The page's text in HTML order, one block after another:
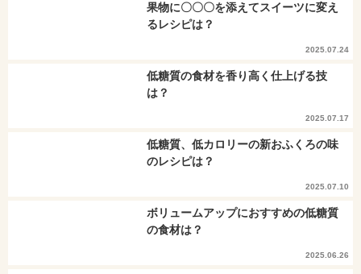
果物に〇〇〇を添えてスイーツに変え
るレシピは？
2025.07.24
低糖質の食材を香り高く仕上げる技
は？
2025.07.17
低糖質、低カロリーの新おふくろの味
のレシピは？
2025.07.10
ボリュームアップにおすすめの低糖質
の食材は？
2025.06.26